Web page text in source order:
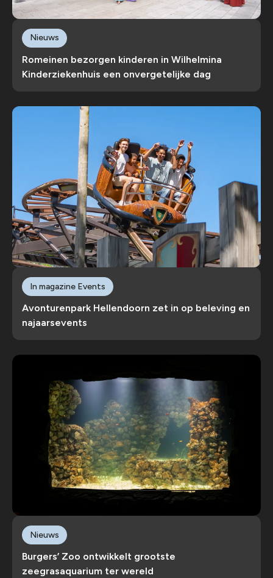
Romeinen bezorgen kinderen in Wilhelmina
Kinderziekenhuis een onvergetelijke dag
Nieuws
Avonturenpark Hellendoorn zet in op beleving en
najaarsevents
In magazine Events
Burgers’ Zoo ontwikkelt grootste
zeegrasaquarium ter wereld
Nieuws